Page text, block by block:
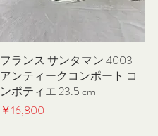
クイックビュー
フランス サンタマン 4003
アンティークコンポート コ
ンポティエ 23.5 cm
価格
￥16,800